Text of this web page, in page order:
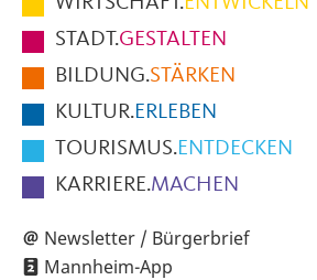
Fußbereich
der
Seite
STADT.GESTALTEN
BILDUNG.STÄRKEN
KULTUR.ERLEBEN
TOURISMUS.ENTDECKEN
KARRIERE.MACHEN
Newsletter / Bürgerbrief
Mannheim-App